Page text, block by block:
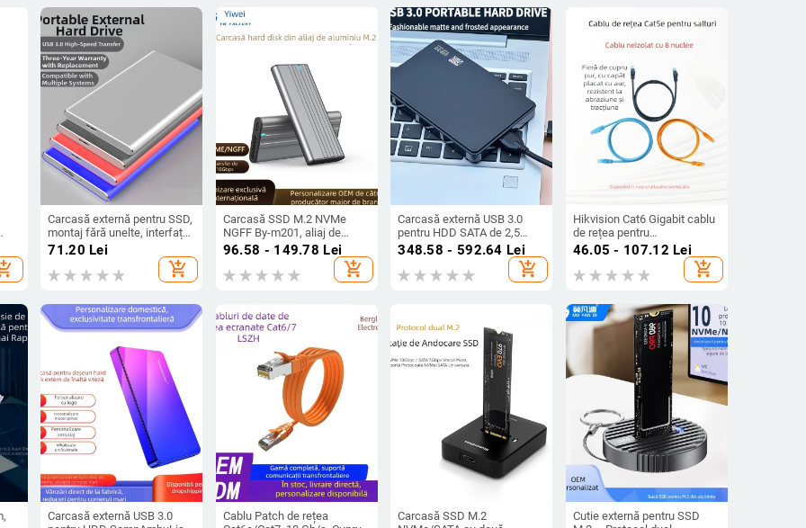
Carcasă externă pentru SSD,
montaj fără unelte, interfață
SATA, USB 3.0, suport până
71.20 Lei
add_shopping_cart
Carcasă SSD M.2 NVMe
NGFF By-m201, aliaj de
aluminiu, 10Gbps, suport
96.58 - 149.78 Lei
add_shopping_cart
Carcasă externă USB 3.0
pentru HDD SATA de 2,5
inch, carcasă ABS, până la 2
348.58 - 592.64 Lei
add_shopping_cart
Hikvision Cat6 Gigabit cablu
de rețea pentru
supraveghere, 8 nuclee, 4
perechi, dublu ecranat,
model DS-1LN5E, pentru
46.05 - 107.12 Lei
add_shopping_cart
Carcasă externă USB 3.0
Cablu Patch de rețea
Carcasă SSD M.2
Cutie externă pentru SSD